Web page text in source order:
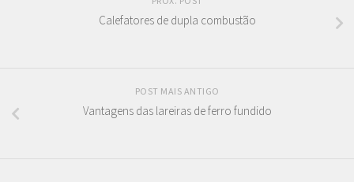
Calefatores de dupla combustão
POST MAIS ANTIGO
Vantagens das lareiras de ferro fundido